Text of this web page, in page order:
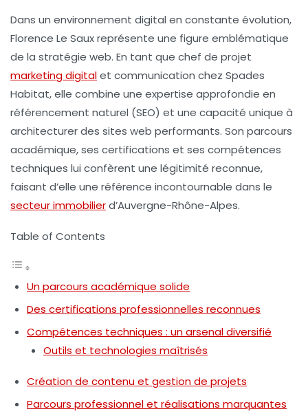
Dans un environnement digital en constante évolution,
Florence Le Saux représente une figure emblématique
de la stratégie web. En tant que chef de projet
marketing digitalet communication chez Spades
Habitat, elle combine une expertise approfondie en
référencement naturel (SEO) et une capacité unique à
architecturer des sites web performants. Son parcours
académique, ses certifications et ses compétences
techniques lui confèrent une légitimité reconnue,
faisant d’elle une référence incontournable dans le
secteur immobilierd’Auvergne-Rhône-Alpes.
Table of Contents
Un parcours académique solide
Des certifications professionnelles reconnues
Compétences techniques : un arsenal diversifié
Outils et technologies maîtrisés
Création de contenu et gestion de projets
Parcours professionnel et réalisations marquantes